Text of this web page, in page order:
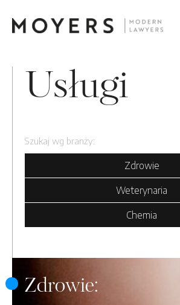
Usługi
Szukaj wg branży:
Zdrowie
Weterynaria
Chemia
Zdrowie: